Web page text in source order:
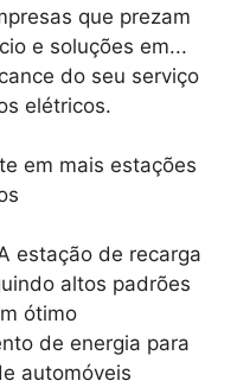
que prezam
e soluções em...
do seu serviço
elétricos.
estação de recarga
altos padrões
ótimo
de energia para
automóveis